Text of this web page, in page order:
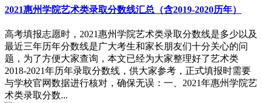
2021惠州学院艺术类录取分数线汇总（含2019-2020历年）
高考填报志愿时，2021惠州学院艺术类录取分数线是多少以及
最近三年历年分数线是广大考生和家长朋友们十分关心的问
题，为了方便大家查询，本文已经为大家整理好了艺术类
2018-2021年历年录取分数线，供大家参考，正式填报时需要
与学校官网数据进行核对，确保无误：一、2021年惠州学院艺
术类录取分数...